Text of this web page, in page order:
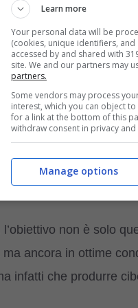
quattro zampe,
In esse ovviamente
novità in effetti.
box.
l’aiuto
non è solo
ancora in ottime
infatti che produrre
Learn more
Your personal data will be
(cookies, unique identifiers,
accessed by and shared with
site. We and our partners may
partners.
Some vendors may process
interest, which you can object
for a link at the bottom of this
withdraw consent in privacy
Manage options